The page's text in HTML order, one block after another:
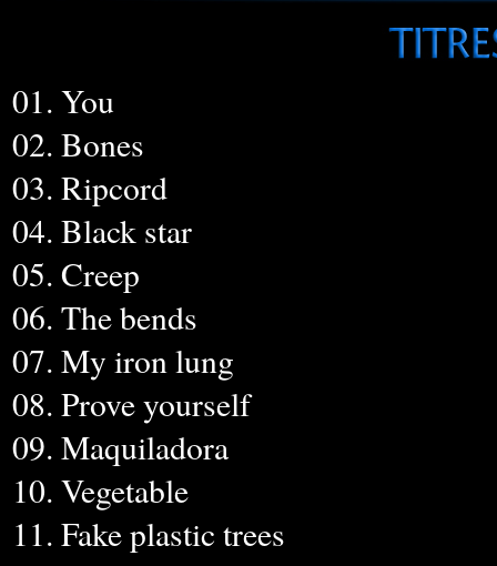
01. You
02. Bones
03. Ripcord
04. Black star
05. Creep
06. The bends
07. My iron lung
08. Prove yourself
09. Maquiladora
10. Vegetable
11. Fake plastic trees